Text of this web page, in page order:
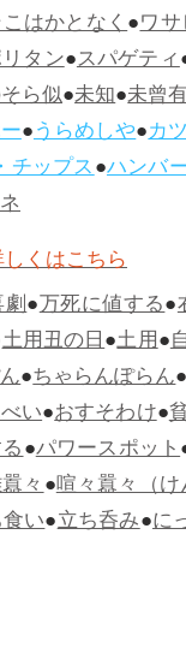
はかとなく●ワ
タン●スパゲティ
ら似●未知●未曾
●うらめしや●カ
チップス●ハンバ
くはこちら
●万死に値する●
土用丑の日●土用●
●ちゃらんぽらん
い●おすそわけ●
●パワースポット
々●喧々囂々（
い●立ち呑み●に